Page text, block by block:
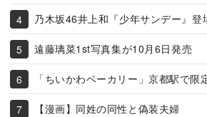
乃木坂46井上和『少年サンデー』登
遠藤璃菜1st写真集が10月6日発売
「ちいかわベーカリー」京都駅で限
【漫画】同姓の同性と偽装夫婦